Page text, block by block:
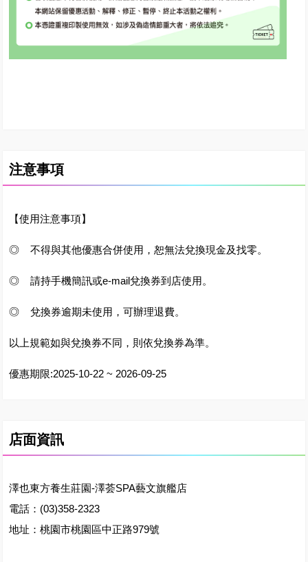
注意事項
【使用注意事項】
◎ 不得與其他優惠合併使用，恕無法兌換現金及找零。
◎ 請持手機簡訊或e-mail兌換券到店使用。
◎ 兌換券逾期未使用，可辦理退費。
以上規範如與兌換券不同，則依兌換券為準。
優惠期限:2025-10-22 ~ 2026-09-25
店面資訊
澤也東方養生莊園-澤荟SPA藝文旗艦店
電話：(03)358-2323
地址：桃園市桃園區中正路979號